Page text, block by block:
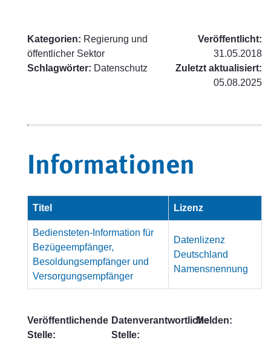
Kategorien: Regierung und
öffentlicher Sektor
Schlagwörter: Datenschutz
Veröffentlicht:
31.05.2018
Zuletzt aktualisiert:
05.08.2025
Informationen
Titel Lizenz
Bediensteten-Information für
Bezügeempfänger,
Besoldungsempfänger und
Versorgungsempfänger
Datenlizenz
Deutschland
Namensnennung
Veröffentlichende
Stelle:
Datenverantwortliche
Stelle:
Melden: